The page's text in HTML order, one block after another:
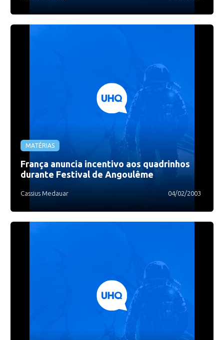
MATÉRIAS
França anuncia incentivo aos quadrinhos
durante Festival de Angoulême
Cassius Medauar 04/02/2003